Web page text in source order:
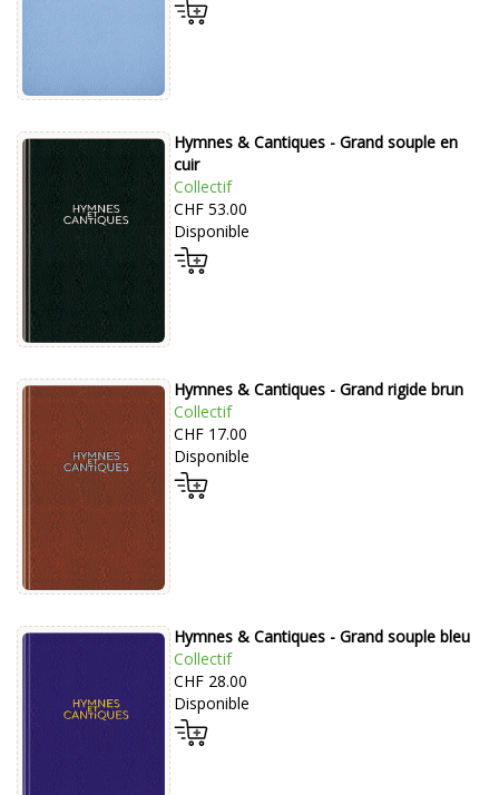
Hymnes & Cantiques - Grand souple en
cuir
Collectif
CHF 53.00
Disponible
Hymnes & Cantiques - Grand rigide brun
Collectif
CHF 17.00
Disponible
Hymnes & Cantiques - Grand souple bleu
Collectif
CHF 28.00
Disponible